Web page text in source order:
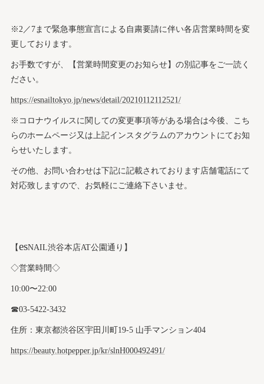
※2／7まで緊急事態宣言による自粛要請に伴い各店営業時間を変
更しております。
お手数ですが、【営業時間変更のお知らせ】の別記事をご一読く
ださい。
https://esnailtokyo.jp/news/detail/20210112112521/
※コロナウイルスに関しての変更事項等がある場合は今後、こち
らのホームページ又は上記インスタグラムのアカウントにてお知
らせいたします。
その他、お問い合わせは下記に記載されております店舗電話にて
対応致しますので、お気軽にご連絡下さいませ。
【esNAIL渋谷本店AT公園通り】
◇営業時間◇
10:00〜22:00
☎︎03-5422-3432
住所：東京都渋谷区宇田川町19-5 山手マンション404
https://beauty.hotpepper.jp/kr/slnH000492491/